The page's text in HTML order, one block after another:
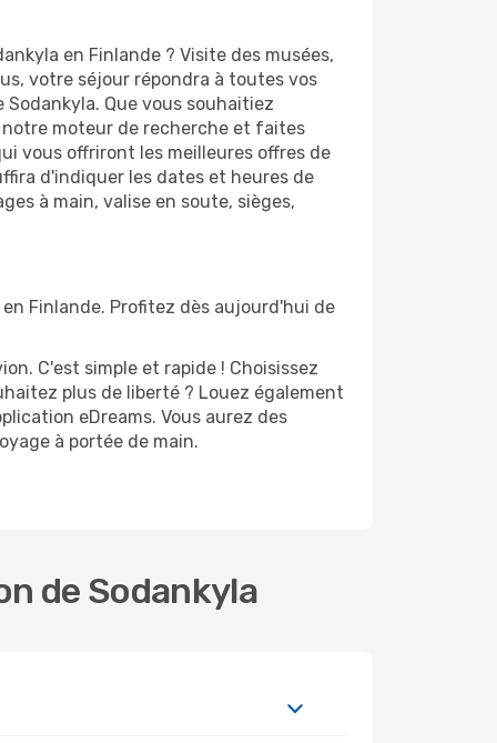
en Finlande ? Visite des musées,
votre séjour répondra à toutes vos
Que vous souhaitiez
notre moteur de recherche et faites
vous offriront les meilleures offres de
d'indiquer les dates et heures de
à main, valise en soute, sièges,
Finlande. Profitez dès aujourd'hui de
C'est simple et rapide ! Choisissez
plus de liberté ? Louez également
eDreams. Vous aurez des
à portée de main.
de Sodankyla